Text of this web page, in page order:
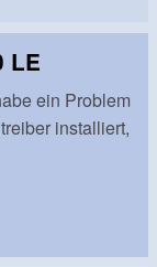
LE
ein Problem
installiert,